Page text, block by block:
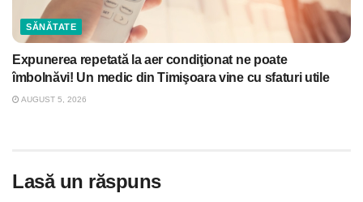
SĂNĂTATE
Expunerea repetată la aer condiţionat ne poate
îmbolnăvi! Un medic din Timişoara vine cu sfaturi utile
AUGUST 5, 2026
Lasă un răspuns